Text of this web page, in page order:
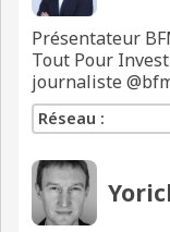
Présentateur
Tout Pour
journaliste
Réseau :